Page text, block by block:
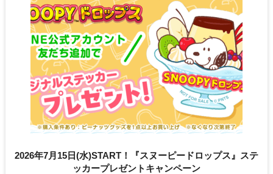
2026年7月15日(水)START！『スヌーピードロップス』ステ
ッカープレゼントキャンペーン